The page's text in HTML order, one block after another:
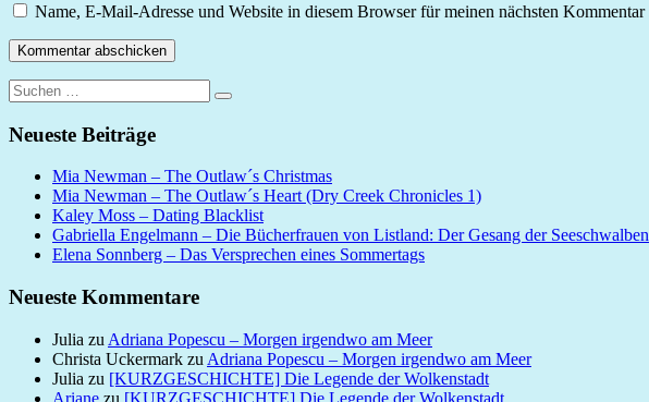
Name, E-Mail-Adresse und Website in diesem Browser für meinen nächsten Kommentar
Suchen
nach:
Suchen
Neueste Beiträge
Mia Newman – The Outlaw´s Christmas
Mia Newman – The Outlaw´s Heart (Dry Creek Chronicles 1)
Kaley Moss – Dating Blacklist
Gabriella Engelmann – Die Bücherfrauen von Listland: Der Gesang der Seeschwalben
Elena Sonnberg – Das Versprechen eines Sommertags
Neueste Kommentare
Julia zu Adriana Popescu – Morgen irgendwo am Meer
Christa Uckermark zu Adriana Popescu – Morgen irgendwo am Meer
Julia zu [KURZGESCHICHTE] Die Legende der Wolkenstadt
Ariane zu [KURZGESCHICHTE] Die Legende der Wolkenstadt